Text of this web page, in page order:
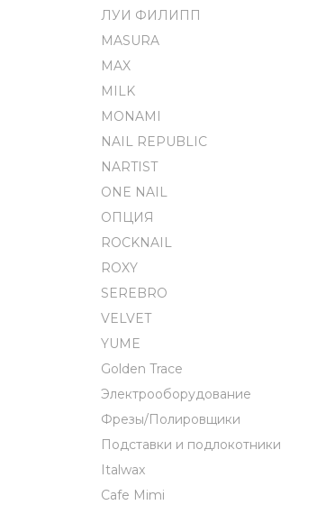
ЛУИ ФИЛИПП
MASURA
MAX
MILK
MONAMI
NAIL REPUBLIC
NARTIST
ONE NAIL
ОПЦИЯ
ROCKNAIL
ROXY
SEREBRO
VELVET
YUME
Golden Trace
Электрооборудование
Фрезы/Полировщики
Подставки и подлокотники
Italwax
Cafe Mimi